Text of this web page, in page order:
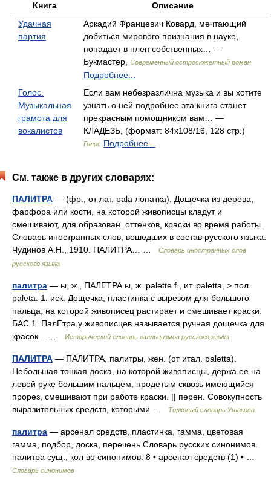
Книга
Описание
Удачная
партия
Аркадий Францевич Ковард, мечтающий
добиться мирового признания в науке,
попадает в плен собственных… —
Букмастер,
Современный остросюжетный роман
Подробнее...
Голос.
Музыкальная
грамота для
вокалистов
Если вам небезразлична музыка и вы хотите
узнать о ней подробнее эта книга станет
прекрасным помощником вам… —
КЛАДЕЗЬ, (формат: 84x108/16, 128 стр.)
Голос Подробнее...
См. также в других словарях:
ПАЛИТРА — (фр., от лат. pala лопатка). Дощечка из дерева,
фарфора или кости, на которой живописцы кладут и
смешивают, для образован. оттенков, краски во время работы.
Словарь иностранных слов, вошедших в состав русского языка.
Чудинов А.Н., 1910. ПАЛИТРА… …
Словарь иностранных слов
русского языка
палитра — ы, ж., ПАЛЕТРА ы, ж. palette f., ит. paletta, > пол.
paleta. 1. иск. Дощечка, пластинка с вырезом для большого
пальца, на которой живописец растирает и смешивает краски.
БАС 1. ПалЕтра у живописцев называется ручная дощечка для
красок… …
Исторический словарь галлицизмов русского языка
ПАЛИТРА — ПАЛИТРА, палитры, жен. (от итал. paletta).
Небольшая тонкая доска, на которой живописцы, держа ее на
левой руке большим пальцем, продетым сквозь имеющийся
прорез, смешивают при работе краски. || перен. Совокупность
выразительных средств, которыми …
Толковый словарь Ушакова
палитра — арсенал средств, пластинка, гамма, цветовая
гамма, подбор, доска, перечень Словарь русских синонимов.
палитра сущ., кол во синонимов: 8 • арсенал средств (1) • …
Словарь синонимов